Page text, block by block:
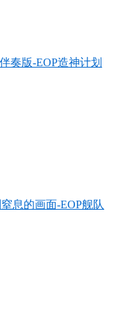
奏版-EOP造神计划
息的画面-EOP舰队